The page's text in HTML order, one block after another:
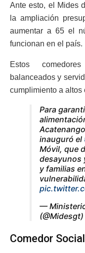
Ante esto, el Mides
la ampliación
aumentar a 65 el
funcionan en el país.
Estos
balanceados y
cumplimiento a altos
Para
inauguró el
Móvil, que
desayunos
y familias
—
(@Midesgt)
Comedor Social